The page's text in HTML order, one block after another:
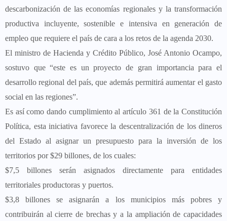
descarbonización de las economías regionales y la transformación
productiva incluyente, sostenible e intensiva en generación de
empleo que requiere el país de cara a los retos de la agenda 2030.
El ministro de Hacienda y Crédito Público, José Antonio Ocampo,
sostuvo que “este es un proyecto de gran importancia para el
desarrollo regional del país, que además permitirá aumentar el gasto
social en las regiones”.
Es así como dando cumplimiento al artículo 361 de la Constitución
Política, esta iniciativa favorece la descentralización de los dineros
del Estado al asignar un presupuesto para la inversión de los
territorios por $29 billones, de los cuales:
$7,5 billones serán asignados directamente para entidades
territoriales productoras y puertos.
$3,8 billones se asignarán a los municipios más pobres y
contribuirán al cierre de brechas y a la ampliación de capacidades